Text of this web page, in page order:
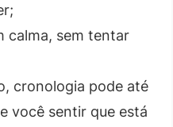
calma, sem tentar
cronologia pode até
você sentir que está